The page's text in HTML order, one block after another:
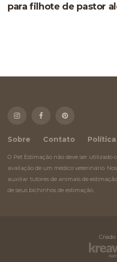
para filhote de pastor
Sobre Contato
O Pet Estimação não deve ser
avaliação de um médico veterinário.
auxiliar tutores de animais de
de seus bichinhos de estimação.
Criado